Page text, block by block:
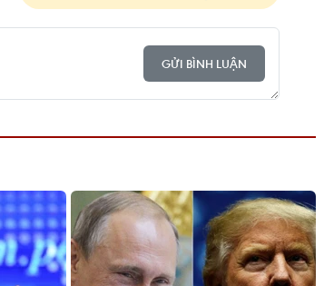
GỬI BÌNH LUẬN